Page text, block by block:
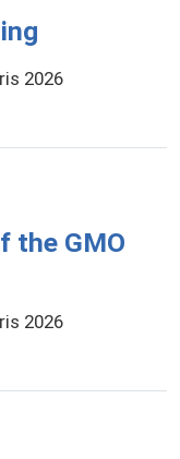
2026
the GMO
2026